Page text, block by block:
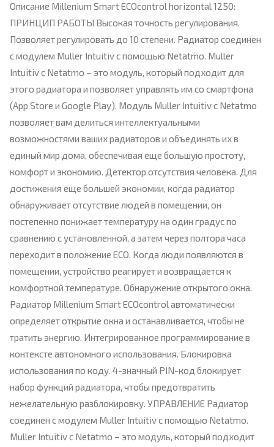
Описание Millenium Smart ECOcontrol horizontal 1250:
ПРИНЦИП РАБОТЫ Высокая точность регулирования.
Позволяет регулировать до 10 степени. Радиатор соединен
с модулем Muller Intuitiv с помощью Netatmo. Muller
Intuitiv с Netatmo – это модуль, который подходит для
этого радиатора и позволяет управлять им со смартфона
(App Store и Google Play). Модуль Muller Intuitiv с Netatmo
позволяет вам делиться интеллектуальными
возможностями ваших радиаторов и объединять их в
единый мир дома, обеспечивая еще большую простоту,
комфорт и экономию. Детектор отсутствия человека. Для
достижения еще большей экономии, когда радиатор
обнаруживает отсутствие людей в помещении, он
постепенно понижает температуру на один градус по
сравнению с установленной, а затем через полтора часа
переходит в положение ECO. Когда люди появляются в
помещении, устройство реагирует и возвращается к
комфортной температуре. Обнаружение открытого окна.
Радиатор Millenium Smart ECOcontrol автоматически
определяет открытие окна и останавливается, чтобы не
тратить энергию. Интегрированное программирование в
контексте автономного использования. Блокировка
использования по коду. 4-значный PIN-код блокирует
набор функций радиатора, чтобы предотвратить
нежелательную разблокировку. УПРАВЛЕНИЕ Радиатор
соединен с модулем Muller Intuitiv с помощью Netatmo.
Muller Intuitiv с Netatmo – это модуль, который подходит